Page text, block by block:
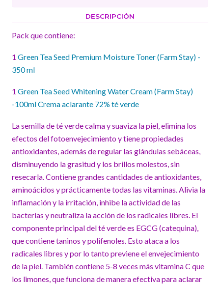
DESCRIPCIÓN
Pack que contiene:
1 Green Tea Seed Premium Moisture Toner (Farm Stay) -
350 ml
1 Green Tea Seed Whitening Water Cream (Farm Stay)
-100ml Crema aclarante 72% té verde
La semilla de té verde calma y suaviza la piel, elimina los
efectos del fotoenvejecimiento y tiene propiedades
antioxidantes, además de regular las glándulas sebáceas,
disminuyendo la grasitud y los brillos molestos, sin
resecarla. Contiene grandes cantidades de antioxidantes,
aminoácidos y prácticamente todas las vitaminas. Alivia la
inflamación y la irritación, inhibe la actividad de las
bacterias y neutraliza la acción de los radicales libres. El
componente principal del té verde es EGCG (catequina),
que contiene taninos y polifenoles. Esto ataca a los
radicales libres y por lo tanto previene el envejecimiento
de la piel. También contiene 5-8 veces más vitamina C que
los limones, que funciona de manera efectiva para aclarar